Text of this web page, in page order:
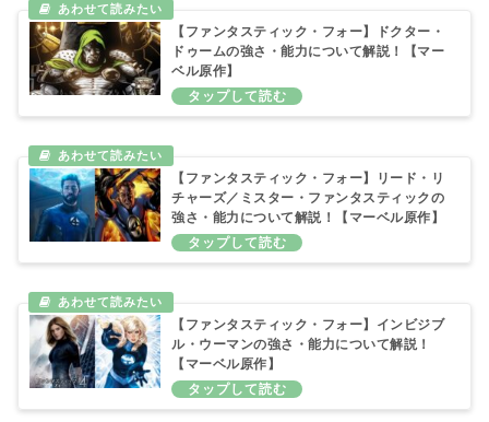
【ファンタスティック・フォー】ドクター・
ドゥームの強さ・能力について解説！【マー
ベル原作】
【ファンタスティック・フォー】リード・リ
チャーズ／ミスター・ファンタスティックの
強さ・能力について解説！【マーベル原作】
【ファンタスティック・フォー】インビジブ
ル・ウーマンの強さ・能力について解説！
【マーベル原作】